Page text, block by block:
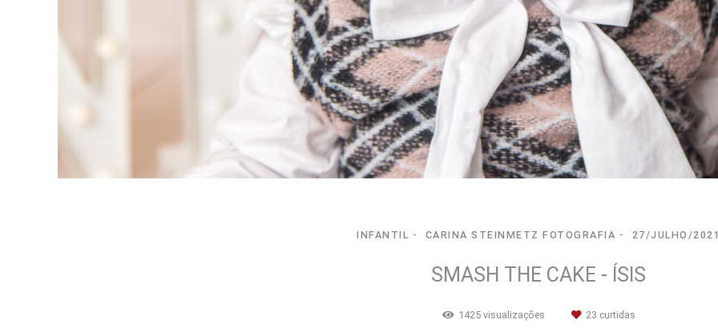
INFANTIL CARINA STEINMETZ FOTOGRAFIA 27/JULHO/
SMASH THE CAKE - ÍSIS
1425visualizações 23 curtidas